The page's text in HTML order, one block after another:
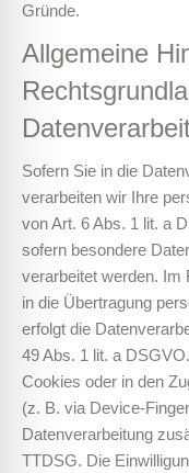
Gründe.
Allgemeine
Sofern Sie in die
verarbeiten wir Ihre
von Art. 6 Abs. 1 lit. a
sofern besondere
verarbeitet werden. Im
in die Übertragung
erfolgt die
49 Abs. 1 lit. a
Cookies oder in den
(z. B. via Device-
Datenverarbeitung
TTDSG. Die